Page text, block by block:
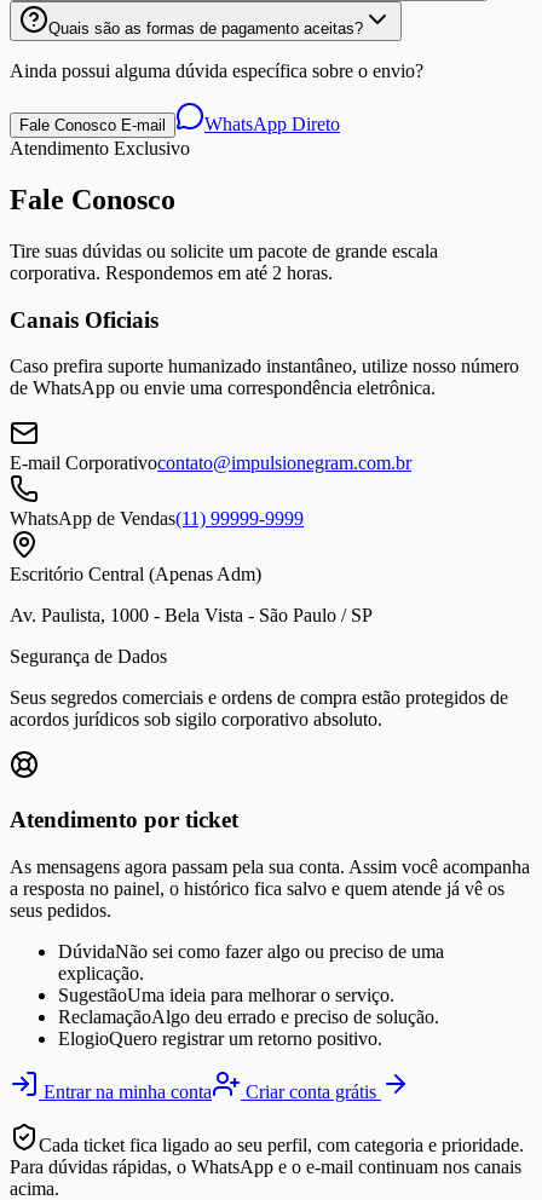
Quais são as formas de pagamento aceitas?
Ainda possui alguma dúvida específica sobre o envio?
Fale Conosco E-mail
WhatsApp Direto
Atendimento Exclusivo
Fale Conosco
Tire suas dúvidas ou solicite um pacote de grande escala
corporativa. Respondemos em até 2 horas.
Canais Oficiais
Caso prefira suporte humanizado instantâneo, utilize nosso número
de WhatsApp ou envie uma correspondência eletrônica.
E-mail Corporativocontato@impulsionegram.com.br
WhatsApp de Vendas(11) 99999-9999
Escritório Central (Apenas Adm)
Av. Paulista, 1000 - Bela Vista - São Paulo / SP
Segurança de Dados
Seus segredos comerciais e ordens de compra estão protegidos de
acordos jurídicos sob sigilo corporativo absoluto.
Atendimento por ticket
As mensagens agora passam pela sua conta. Assim você acompanha
a resposta no painel, o histórico fica salvo e quem atende já vê os
seus pedidos.
DúvidaNão sei como fazer algo ou preciso de uma
explicação.
SugestãoUma ideia para melhorar o serviço.
ReclamaçãoAlgo deu errado e preciso de solução.
ElogioQuero registrar um retorno positivo.
Entrar na minha conta Criar conta grátis
Cada ticket fica ligado ao seu perfil, com categoria e prioridade.
Para dúvidas rápidas, o WhatsApp e o e-mail continuam nos canais
acima.